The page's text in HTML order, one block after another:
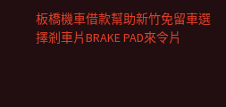
板橋機車借款幫助新竹免留車選
擇剎車片BRAKE PAD來令片